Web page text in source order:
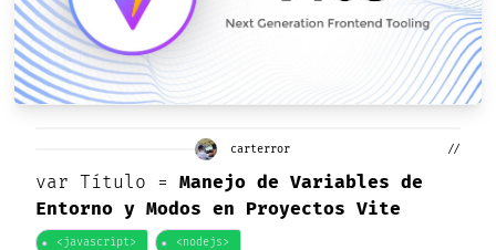
carterror //
var Título = Manejo de Variables de
Entorno y Modos en Proyectos Vite
<javascript> <nodejs>